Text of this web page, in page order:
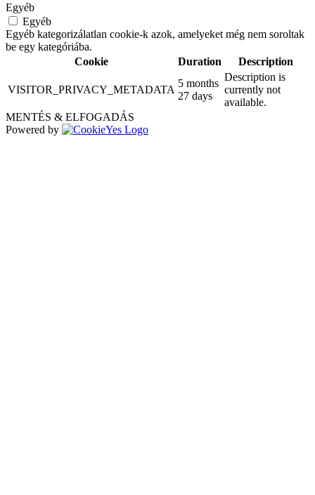
Egyéb
Egyéb
Egyéb kategorizálatlan cookie-k azok, amelyeket még nem soroltak
be egy kategóriába.
Cookie
Duration Description
VISITOR_PRIVACY_METADATA
5 months
27 days
Description is
currently not
available.
MENTÉS & ELFOGADÁS
Powered by